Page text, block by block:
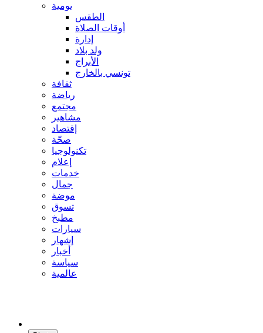
يومية
الطقس
أوقات الصلاة
إدارة
ولد بلاد
الأبراج
تونسي بالخارج
ثقافة
رياضة
مجتمع
مشاهير
إقتصاد
صحّة
تكنولوجيا
إعلام
خدمات
جمال
موضة
تسوق
مطبخ
سيارات
إشهار
أخبار
سياسة
عالمية